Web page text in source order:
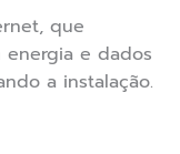
que
energia e dados
a instalação.